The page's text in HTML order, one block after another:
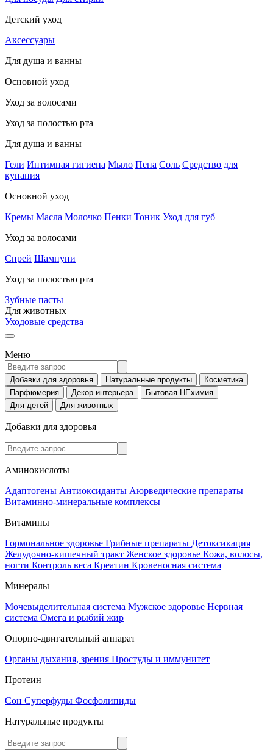
Детский уход
Аксессуары
Для душа и ванны
Основной уход
Уход за волосами
Уход за полостью рта
Для душа и ванны
Гели Интимная гигиена Мыло Пена Соль Средство для
купания
Основной уход
Кремы Масла Молочко Пенки Тоник Уход для губ
Уход за волосами
Спрей Шампуни
Уход за полостью рта
Зубные пасты
Для животных
Уходовые средства
Меню
Добавки для здоровья Натуральные продукты
Косметика
Парфюмерия
Декор интерьера
Бытовая НЕхимия
Для детей
Для животных
Добавки для здоровья
Аминокислоты
Адаптогены Антиоксиданты Аюрведические препараты
Витаминно-минеральные комплексы
Витамины
Гормональное здоровье Грибные препараты Детоксикация
Желудочно-кишечный тракт Женское здоровье Кожа, волосы,
ногти Контроль веса Креатин Кровеносная система
Минералы
Мочевыделительная система Мужское здоровье Нервная
система Омега и рыбий жир
Опорно-двигательный аппарат
Органы дыхания, зрения Простуды и иммунитет
Протеин
Сон Суперфуды Фосфолипиды
Натуральные продукты